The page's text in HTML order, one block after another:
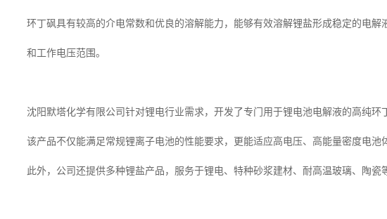
环丁砜具有较高的介电常数和优良的溶解能力，能够有效溶解锂盐形成稳定的电
和工作电压范围。
沈阳默塔化学有限公司针对锂电行业需求，开发了专门用于锂电池电解液的高纯环
该产品不仅能满足常规锂离子电池的性能要求，更能适应高电压、高能量密度电池
此外，公司还提供多种锂盐产品，服务于锂电、特种砂浆建材、耐高温玻璃、陶瓷